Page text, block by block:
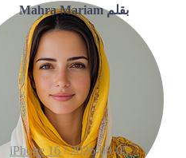
بقلم Mahra Mariam
2026-08-05 /
iPhone 16